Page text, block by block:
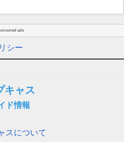
ads
シー
キャス
ド情報
スについて